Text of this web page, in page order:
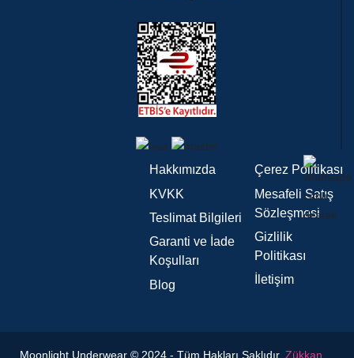
Hakkımızda
KVKK
Teslimat Bilgileri
Garanti ve İade
Koşulları
Blog
Çerez Politikası
Mesafeli Satış
Sözleşmesi
Gizlilik
Politikası
İletişim
Moonlight Underwear © 2024 - Tüm Hakları Saklıdır. Zükkan